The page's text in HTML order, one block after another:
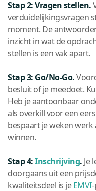
Stap 2: Vragen stellen.
verduidelijkingsvragen
moment. De
inzicht in wat de
stellen is een vak apart.
Stap 3: Go/No-Go.
besluit of je meedoet.
Heb je aantoonbaar
als overkill voor een
bespaart je weken
winnen.
Stap 4:Inschrijving. Je
doorgaans uit een
kwaliteitsdeel is jeEMVI